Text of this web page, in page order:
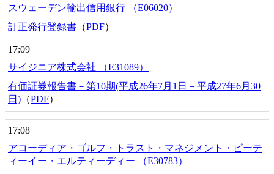
スウェーデン輸出信用銀行 （E06020）
訂正発行登録書 （PDF）
17:09
サイジニア株式会社 （E31089）
有価証券報告書－第10期(平成26年7月1日－平成27年6月30
日) （PDF）
17:08
アコーディア・ゴルフ・トラスト・マネジメント・ピーテ
ィーイー・エルティーディー （E30783）